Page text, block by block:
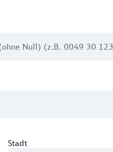
Stadt